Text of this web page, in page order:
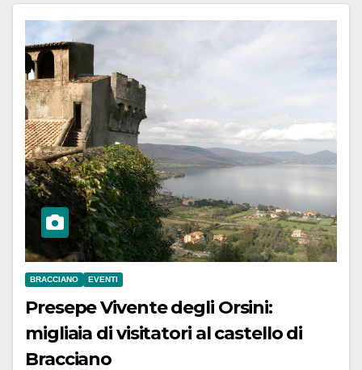
BRACCIANO EVENTI
Presepe Vivente degli Orsini:
migliaia di visitatori al castello di
Bracciano